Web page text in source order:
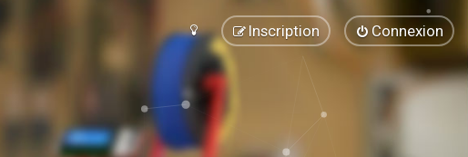
Connexion
Inscription